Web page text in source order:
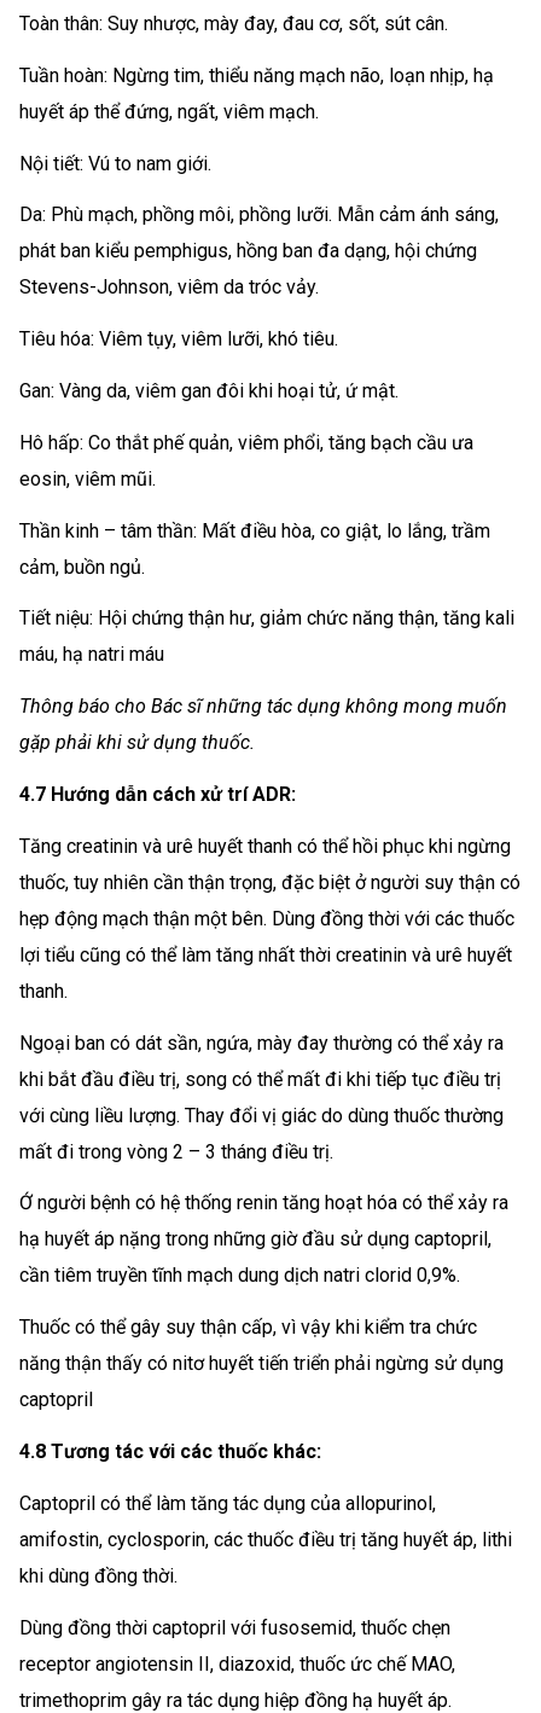
Toàn thân: Suy nhược, mày đay, đau cơ, sốt, sút cân.
Tuần hoàn: Ngừng tim, thiểu năng mạch não, loạn nhịp, hạ
huyết áp thể đứng, ngất, viêm mạch.
Nội tiết: Vú to nam giới.
Da: Phù mạch, phồng môi, phồng lưỡi. Mẫn cảm ánh sáng,
phát ban kiểu pemphigus, hồng ban đa dạng, hội chứng
Stevens-Johnson, viêm da tróc vảy.
Tiêu hóa: Viêm tụy, viêm lưỡi, khó tiêu.
Gan: Vàng da, viêm gan đôi khi hoại tử, ứ mật.
Hô hấp: Co thắt phế quản, viêm phổi, tăng bạch cầu ưa
eosin, viêm mũi.
Thần kinh – tâm thần: Mất điều hòa, co giật, lo lắng, trầm
cảm, buồn ngủ.
Tiết niệu: Hội chứng thận hư, giảm chức năng thận, tăng kali
máu, hạ natri máu
Thông báo cho Bác sĩ những tác dụng không mong muốn
gặp phải khi sử dụng thuốc.
4.7 Hướng dẫn cách xử trí ADR:
Tăng creatinin và urê huyết thanh có thể hồi phục khi ngừng
thuốc, tuy nhiên cần thận trọng, đặc biệt ở người suy thận có
hẹp động mạch thận một bên. Dùng đồng thời với các thuốc
lợi tiểu cũng có thể làm tăng nhất thời creatinin và urê huyết
thanh.
Ngoại ban có dát sần, ngứa, mày đay thường có thể xảy ra
khi bắt đầu điều trị, song có thể mất đi khi tiếp tục điều trị
với cùng liều lượng. Thay đổi vị giác do dùng thuốc thường
mất đi trong vòng 2 – 3 tháng điều trị.
Ớ người bệnh có hệ thống renin tăng hoạt hóa có thể xảy ra
hạ huyết áp nặng trong những giờ đầu sử dụng captopril,
cần tiêm truyền tĩnh mạch dung dịch natri clorid 0,9%.
Thuốc có thể gây suy thận cấp, vì vậy khi kiểm tra chức
năng thận thấy có nitơ huyết tiến triển phải ngừng sử dụng
captopril
4.8 Tương tác với các thuốc khác:
Captopril có thể làm tăng tác dụng của allopurinol,
amifostin, cyclosporin, các thuốc điều trị tăng huyết áp, lithi
khi dùng đồng thời.
Dùng đồng thời captopril với fusosemid, thuốc chẹn
receptor angiotensin II, diazoxid, thuốc ức chế MAO,
trimethoprim gây ra tác dụng hiệp đồng hạ huyết áp.